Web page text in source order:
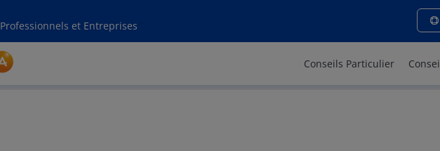
Professionnels et Entreprises
Conseils Particulier
Mentions légales - MMA